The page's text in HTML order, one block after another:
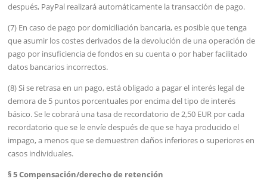
después, PayPal realizará automáticamente la transacción de pago.
(7) En caso de pago por domiciliación bancaria, es posible que tenga
que asumir los costes derivados de la devolución de una operación de
pago por insuficiencia de fondos en su cuenta o por haber facilitado
datos bancarios incorrectos.
(8) Si se retrasa en un pago, está obligado a pagar el interés legal de
demora de 5 puntos porcentuales por encima del tipo de interés
básico. Se le cobrará una tasa de recordatorio de 2,50 EUR por cada
recordatorio que se le envíe después de que se haya producido el
impago, a menos que se demuestren daños inferiores o superiores en
casos individuales.
§ 5 Compensación/derecho de retención